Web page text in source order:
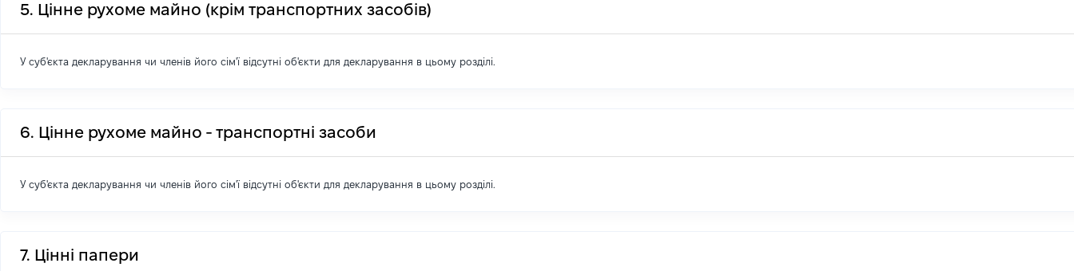
5. Цінне рухоме майно (крім транспортних засобів)
У суб'єкта декларування чи членів його сім'ї відсутні об'єкти для декларування в цьому розділі.
6. Цінне рухоме майно - транспортні засоби
У суб'єкта декларування чи членів його сім'ї відсутні об'єкти для декларування в цьому розділі.
7. Цінні папери